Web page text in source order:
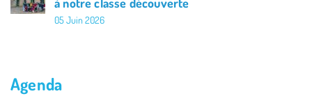
05 Juin 2026
Agenda